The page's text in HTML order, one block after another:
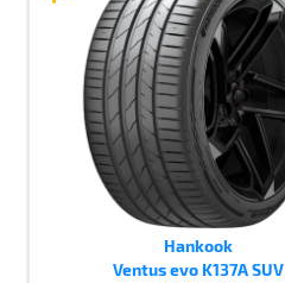
Hankook
Ventus evo K137A SUV